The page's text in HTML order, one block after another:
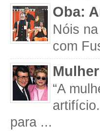
Oba:
Nóis
com
“A
para ...